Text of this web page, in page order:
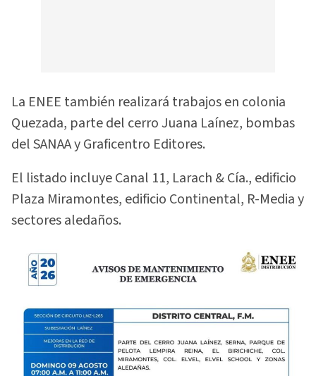
La ENEE también realizará trabajos en colonia
Quezada, parte del cerro Juana Laínez, bombas
del SANAA y Graficentro Editores.
El listado incluye Canal 11, Larach & Cía., edificio
Plaza Miramontes, edificio Continental, R-Media y
sectores aledaños.